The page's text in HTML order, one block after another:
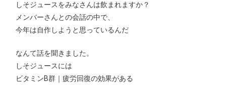
しそジュースをみなさんは飲まれますか？
メンバーさんとの会話の中で、
今年は自作しようと思っているんだ
なんて話を聞きました。
しそジュースには
ビタミンB群｜疲労回復の効果がある